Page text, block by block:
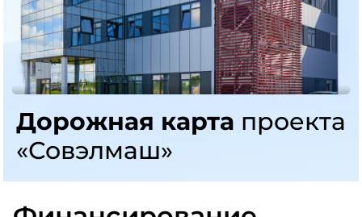
Дорожная карта проекта
«Совэлмаш»